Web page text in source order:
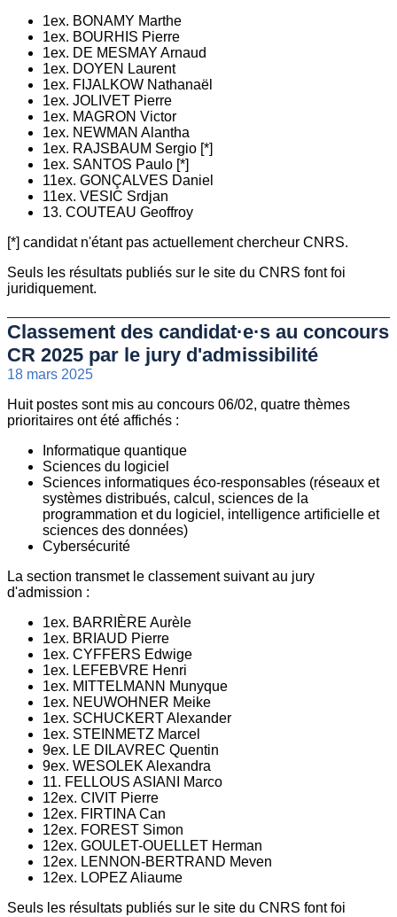
1ex. BONAMY Marthe
1ex. BOURHIS Pierre
1ex. DE MESMAY Arnaud
1ex. DOYEN Laurent
1ex. FIJALKOW Nathanaël
1ex. JOLIVET Pierre
1ex. MAGRON Victor
1ex. NEWMAN Alantha
1ex. RAJSBAUM Sergio [*]
1ex. SANTOS Paulo [*]
11ex. GONÇALVES Daniel
11ex. VESIC Srdjan
13. COUTEAU Geoffroy
[*] candidat n'étant pas actuellement chercheur CNRS.
Seuls les résultats publiés sur le site du CNRS font foi
juridiquement.
Classement des candidat·e·s au concours
CR 2025 par le jury d'admissibilité
18 mars 2025
Huit postes sont mis au concours 06/02, quatre thèmes
prioritaires ont été affichés :
Informatique quantique
Sciences du logiciel
Sciences informatiques éco-responsables (réseaux et
systèmes distribués, calcul, sciences de la
programmation et du logiciel, intelligence artificielle et
sciences des données)
Cybersécurité
La section transmet le classement suivant au jury
d'admission :
1ex. BARRIÈRE Aurèle
1ex. BRIAUD Pierre
1ex. CYFFERS Edwige
1ex. LEFEBVRE Henri
1ex. MITTELMANN Munyque
1ex. NEUWOHNER Meike
1ex. SCHUCKERT Alexander
1ex. STEINMETZ Marcel
9ex. LE DILAVREC Quentin
9ex. WESOLEK Alexandra
11. FELLOUS ASIANI Marco
12ex. CIVIT Pierre
12ex. FIRTINA Can
12ex. FOREST Simon
12ex. GOULET-OUELLET Herman
12ex. LENNON-BERTRAND Meven
12ex. LOPEZ Aliaume
Seuls les résultats publiés sur le site du CNRS font foi